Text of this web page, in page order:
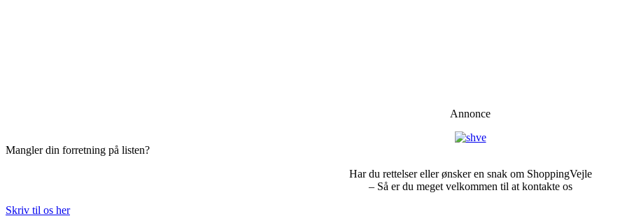
Annonce
Mangler din forretning på listen?
Har du rettelser eller ønsker en snak om ShoppingVejle
– Så er du meget velkommen til at kontakte os
Skriv til os her